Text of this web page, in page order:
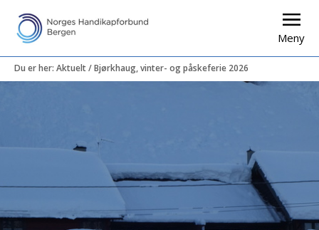
Meny
Du er her: Aktuelt/Bjørkhaug, vinter- og påskeferie 2026